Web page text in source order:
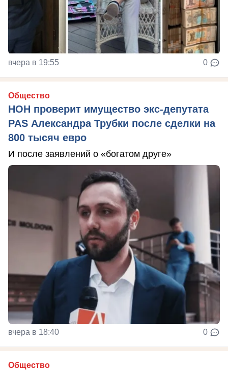
вчера в 19:55 0
Общество
НОН проверит имущество экс-депутата
PAS Александра Трубки после сделки на
800 тысяч евро
И после заявлений о «богатом друге»
вчера в 18:40 0
Общество